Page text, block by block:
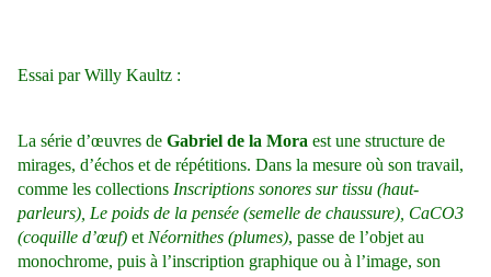
Essai par Willy Kaultz :
La série d’œuvres de Gabriel de la Mora est une structure de
mirages, d’échos et de répétitions. Dans la mesure où son travail,
comme les collections Inscriptions sonores sur tissu (haut-
parleurs), Le poids de la pensée (semelle de chaussure), CaCO3
(coquille d’œuf) et Néornithes (plumes), passe de l’objet au
monochrome, puis à l’inscription graphique ou à l’image, son